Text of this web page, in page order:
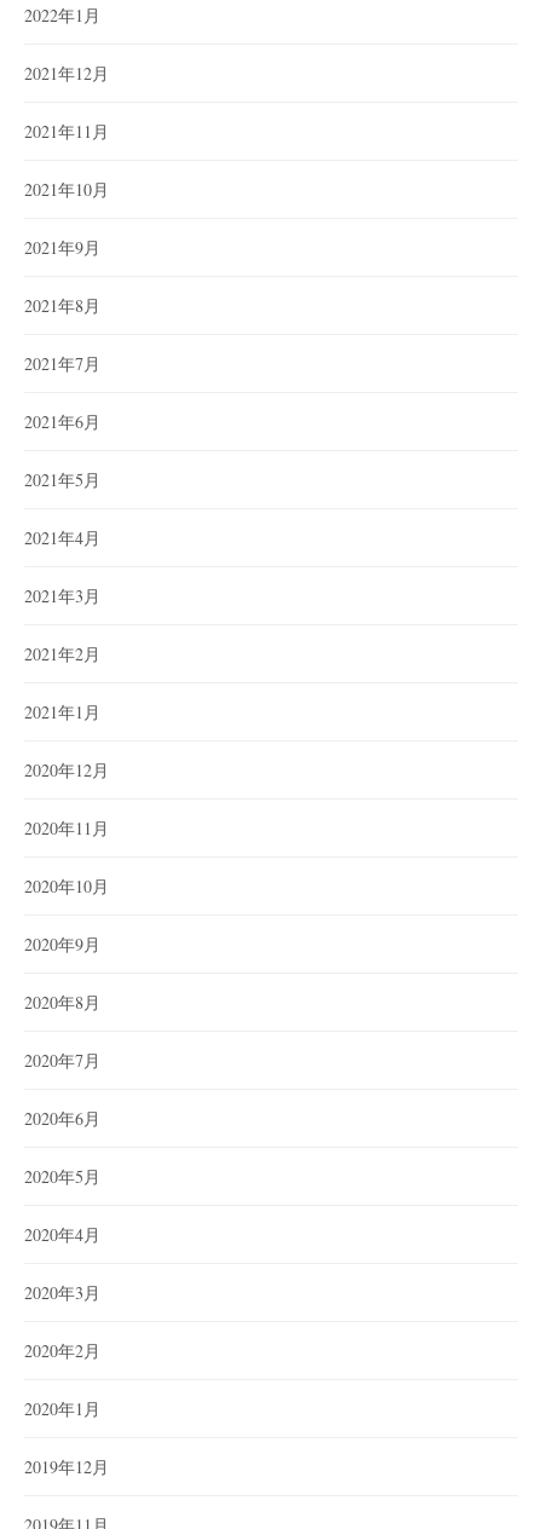
2022年1月
2021年12月
2021年11月
2021年10月
2021年9月
2021年8月
2021年7月
2021年6月
2021年5月
2021年4月
2021年3月
2021年2月
2021年1月
2020年12月
2020年11月
2020年10月
2020年9月
2020年8月
2020年7月
2020年6月
2020年5月
2020年4月
2020年3月
2020年2月
2020年1月
2019年12月